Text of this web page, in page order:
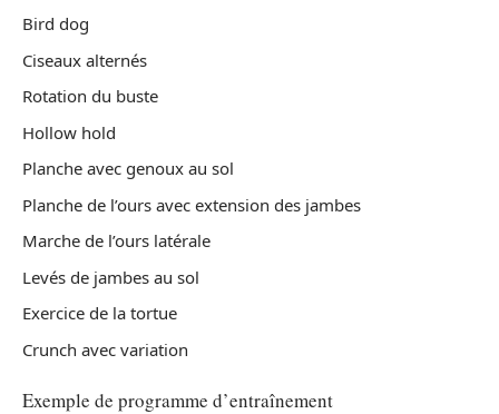
Bird dog
Ciseaux alternés
Rotation du buste
Hollow hold
Planche avec genoux au sol
Planche de l’ours avec extension des jambes
Marche de l’ours latérale
Levés de jambes au sol
Exercice de la tortue
Crunch avec variation
Exemple de programme d’entraînement